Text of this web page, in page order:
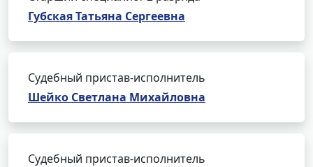
Губская Татьяна Сергеевна
Судебный пристав-исполнитель
Шейко Светлана Михайловна
Судебный пристав-исполнитель